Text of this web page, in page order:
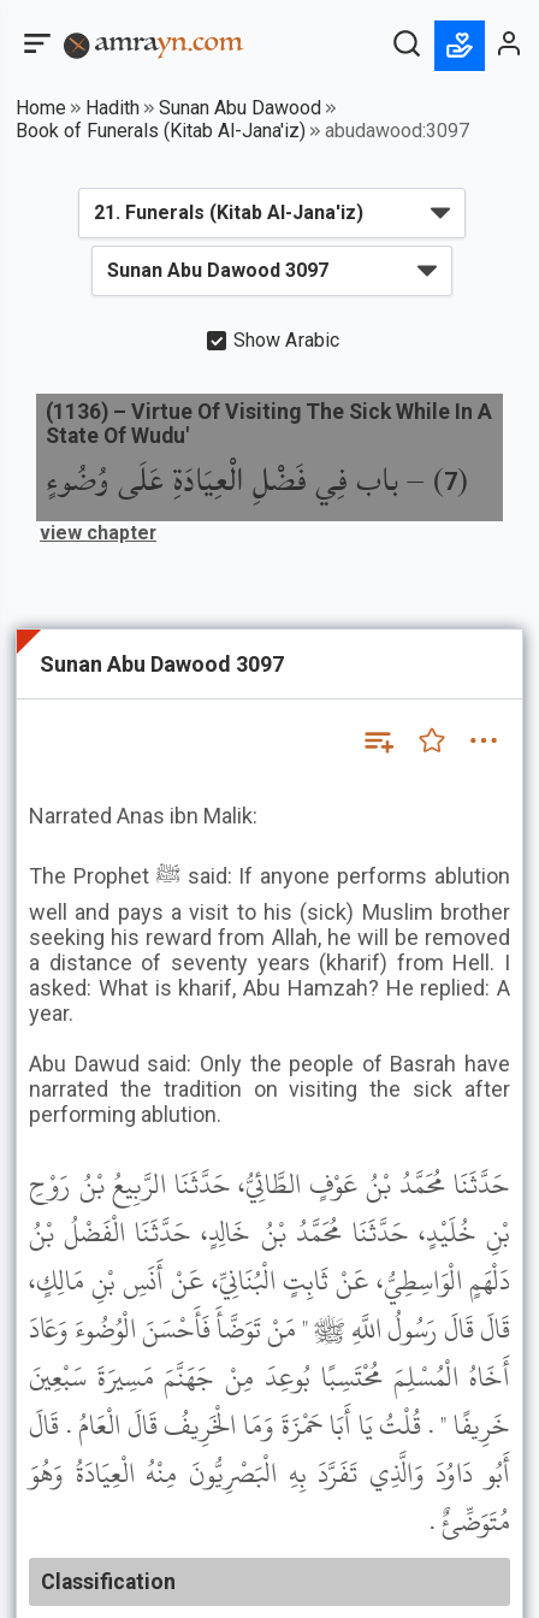
Home Hadith
Sunan Abu Dawood
Book of Funerals (Kitab Al-Jana'iz)
abudawood:3097
Show Arabic
(
7
) –باب فِي فَضْلِ الْعِيَادَةِ عَلَى وُضُوءٍ
(1136) – Virtue Of Visiting The Sick While In A
State Of Wudu'
view chapter
Sunan Abu Dawood 3097
Narrated Anas ibn Malik:
The Prophet ﷺ said: If anyone performs ablution
well and pays a visit to his (sick) Muslim brother
seeking his reward from Allah, he will be removed
a distance of seventy years (kharif) from Hell. I
asked: What is kharif, Abu Hamzah? He replied: A
year.
Abu Dawud said: Only the people of Basrah have
narrated the tradition on visiting the sick after
performing ablution.
حَدَّثَنَا مُحَمَّدُ بْنُ عَوْفٍ الطَّائِيُّ، حَدَّثَنَا الرَّبِيعُ بْنُ رَوْحِ
بْنِ خُلَيْدٍ، حَدَّثَنَا مُحَمَّدُ بْنُ خَالِدٍ، حَدَّثَنَا الْفَضْلُ بْنُ
دَلْهَمٍ الْوَاسِطِيُّ، عَنْ ثَابِتٍ الْبُنَانِيِّ، عَنْ أَنَسِ بْنِ مَالِكٍ،
قَالَ قَالَ رَسُولُ اللَّهِ ﷺ " مَنْ تَوَضَّأَ فَأَحْسَنَ الْوُضُوءَ وَعَادَ
أَخَاهُ الْمُسْلِمَ مُحْتَسِبًا بُوعِدَ مِنْ جَهَنَّمَ مَسِيرَةَ سَبْعِينَ
خَرِيفًا " . قُلْتُ يَا أَبَا حَمْزَةَ وَمَا الْخَرِيفُ قَالَ الْعَامُ . قَالَ
أَبُو دَاوُدَ وَالَّذِي تَفَرَّدَ بِهِ الْبَصْرِيُّونَ مِنْهُ الْعِيَادَةُ وَهُوَ
مُتَوَضِّئٌ .
Classification